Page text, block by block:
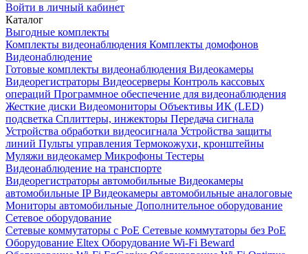
Войти в личный кабинет
Каталог
Выгодные комплекты
Комплекты видеонаблюдения Комплекты домофонов
Видеонаблюдение
Готовые комплекты видеонаблюдения Видеокамеры
Видеорегистраторы Видеосерверы Контроль кассовых
операций Программное обеспечение для видеонаблюдения
Жесткие диски Видеомониторы Объективы ИК (LED)
подсветка Сплиттеры, инжекторы Передача сигнала
Устройства обработки видеосигнала Устройства защиты
линий Пульты управления Термокожухи, кронштейны
Муляжи видеокамер Микрофоны Тестеры
Видеонаблюдение на транспорте
Видеорегистраторы автомобильные Видеокамеры
автомобильные IPВидеокамеры автомобильные аналоговые
Мониторы автомобильные Дополнительное оборудование
Сетевое оборудование
Сетевые коммутаторы с РоЕ Сетевые коммутаторы без РоЕ
Оборудование Eltex Оборудование Wi-Fi Beward